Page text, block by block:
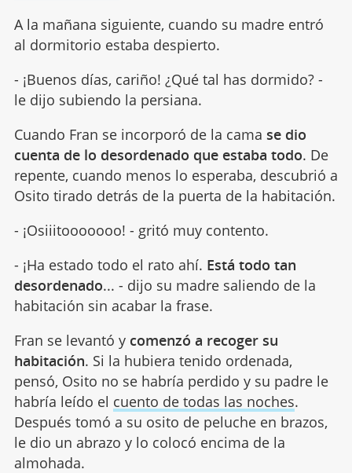
A la mañana siguiente, cuando su madre entró
al dormitorio estaba despierto.
- ¡Buenos días, cariño! ¿Qué tal has dormido? -
le dijo subiendo la persiana.
Cuando Fran se incorporó de la cama se dio
cuenta de lo desordenado que estaba todo. De
repente, cuando menos lo esperaba, descubrió a
Osito tirado detrás de la puerta de la habitación.
- ¡Osiiitooooooo! - gritó muy contento.
- ¡Ha estado todo el rato ahí. Está todo tan
desordenado... - dijo su madre saliendo de la
habitación sin acabar la frase.
Fran se levantó y comenzó a recoger su
habitación. Si la hubiera tenido ordenada,
pensó, Osito no se habría perdido y su padre le
habría leído el cuento de todas las noches.
Después tomó a su osito de peluche en brazos,
le dio un abrazo y lo colocó encima de la
almohada.